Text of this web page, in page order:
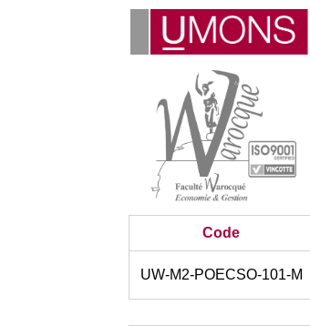
Code
UW-M2-POECSO-101-M